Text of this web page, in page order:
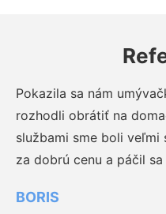
Pokazila sa nám
rozhodli obrátiť na
službami sme boli
za dobrú cenu a páčil
BORIS